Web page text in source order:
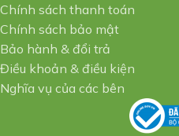
Chính sách thanh toán
Chính sách bảo mật
Bảo hành & đổi trả
Điều khoản & điều kiện
Nghĩa vụ của các bên